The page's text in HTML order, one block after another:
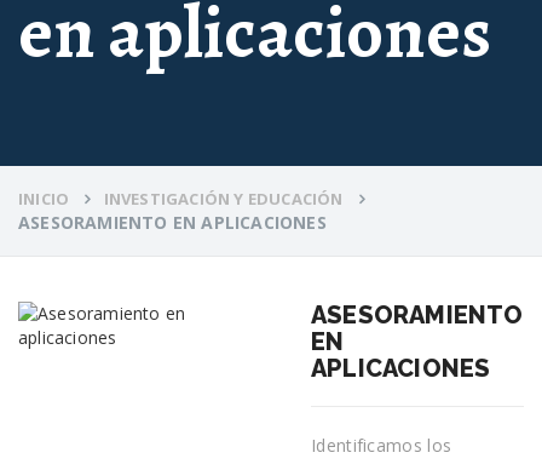
en aplicaciones
INICIO INVESTIGACIÓN Y EDUCACIÓN
ASESORAMIENTO EN APLICACIONES
ASESORAMIENTO
EN
APLICACIONES
Identificamos los